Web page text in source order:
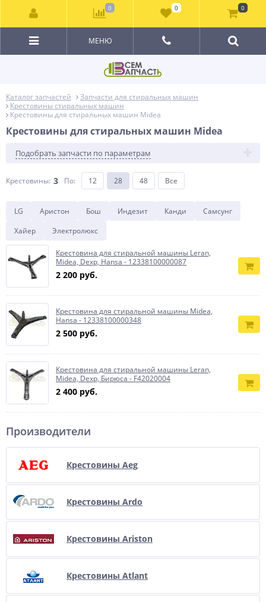
МЕНЮ
Каталог запчастей
Запчасти для стиральных машин
Крестовины стиральных машин
Крестовины для стиральных машин Midea
Крестовины для стиральных машин Midea
Подобрать запчасти по параметрам
Крестовины: 3 По: 12 28 48 Все
LG Аристон Бош Индезит Канди
Самсунг
Хайер
Электролюкс
Крестовина для стиральной машины Leran,
Midea, Dexp, Hansa - 12338100000087
2 200 руб.
Крестовина для стиральной машины Midea,
Hansa - 12338100000348
2 500 руб.
Крестовина для стиральной машины Leran,
Midea, Dexp, Бирюса - F42020004
2 400 руб.
Производители
Крестовины Aeg
Крестовины Ardo
Крестовины Ariston
Крестовины Atlant
0 0 0